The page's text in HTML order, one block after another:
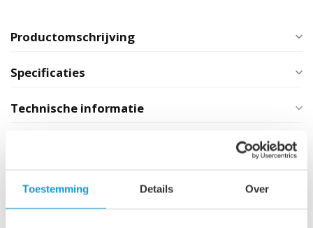
Toestemming Details Over
Productomschrijving
Specificaties
Technische informatie
x 30 x 131 cm - hoogglans
zwart
Op voorraad
€109,00